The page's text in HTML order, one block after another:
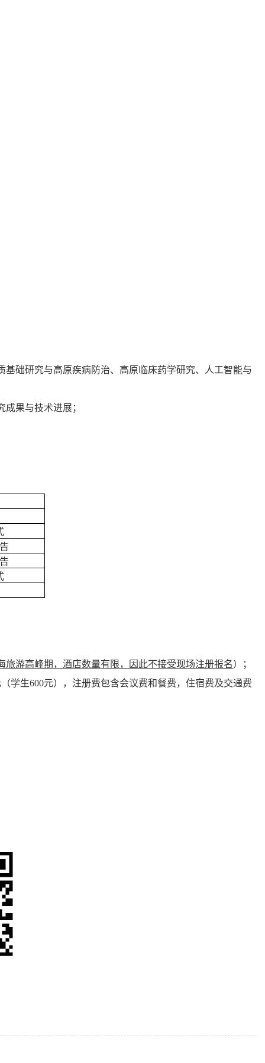
础研究与高原疾病防治、高原临床药学研究、人工智能与
果与技术进展；
旅游高峰期，酒店数量有限，因此不接受现场注册报名）
；
学生600元），注册费包含会议费和餐费，住宿费及交通费